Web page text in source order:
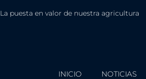
La puesta en valor de nuestra agricultura
INICIO NOTICIAS